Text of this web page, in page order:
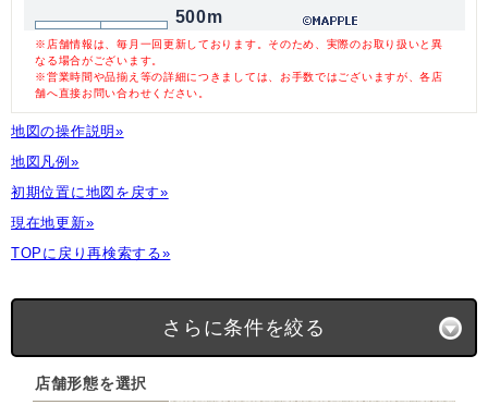
500m
※店舗情報は、毎月一回更新しております。そのため、実際のお取り扱いと異
なる場合がございます。
※営業時間や品揃え等の詳細につきましては、お手数ではございますが、各店
舗へ直接お問い合わせください。
地図の操作説明»
地図凡例»
初期位置に地図を戻す»
現在地更新»
TOPに戻り再検索する»
さらに条件を絞る
店舗形態を選択